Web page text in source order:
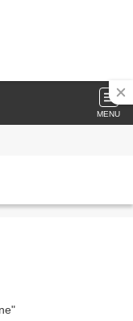
MENU